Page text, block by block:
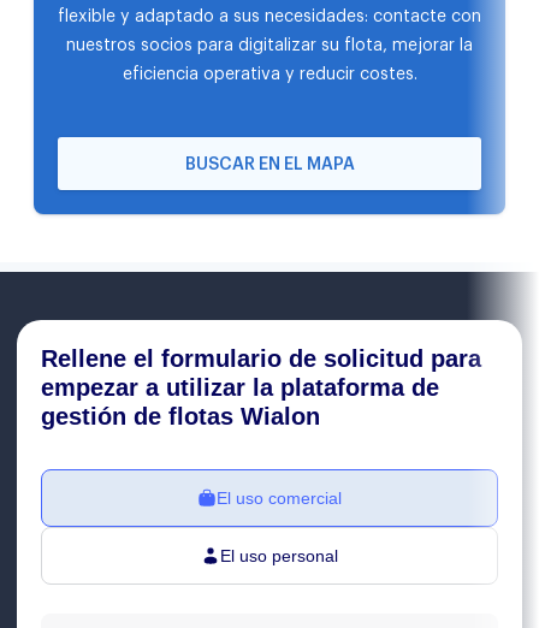
flexible y adaptado a sus necesidades: contacte con
nuestros socios para digitalizar su flota, mejorar la
eficiencia operativa y reducir costes.
BUSCAR EN EL MAPA